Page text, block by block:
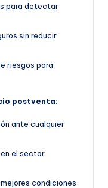
para detectar
sin reducir
riesgos para
postventa:
ante cualquier
el sector
condiciones